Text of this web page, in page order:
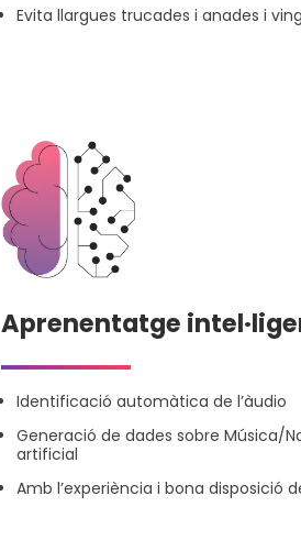
Evita llargues trucades i anades i
Aprenentatge
Identificació automàtica de l’àudio
Generació de dades sobre Música/
artificial
Amb l’experiència i bona disposició